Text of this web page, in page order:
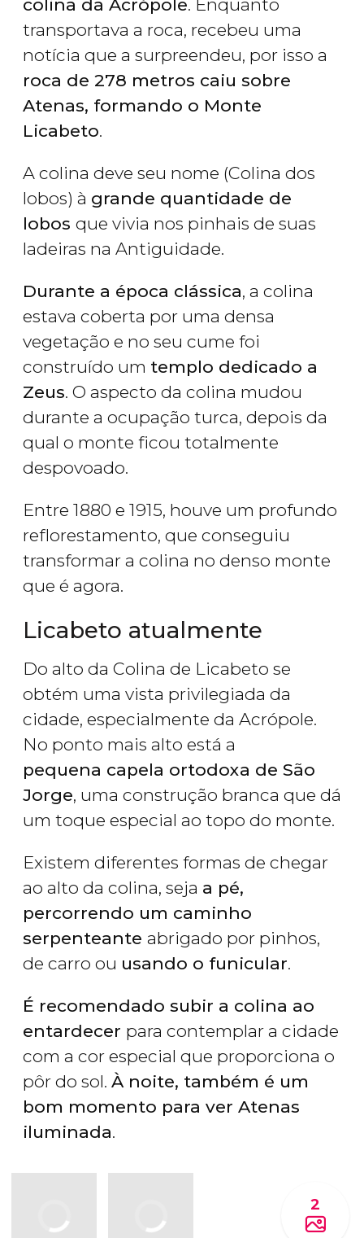
colina da Acrópole. Enquanto
transportava a roca, recebeu uma
notícia que a surpreendeu, por isso a
roca de 278 metros caiu sobre
Atenas, formando o Monte
Licabeto.
A colina deve seu nome (Colina dos
lobos) à grande quantidade de
lobos que vivia nos pinhais de suas
ladeiras na Antiguidade.
Durante a época clássica, a colina
estava coberta por uma densa
vegetação e no seu cume foi
construído um templo dedicado a
Zeus. O aspecto da colina mudou
durante a ocupação turca, depois da
qual o monte ficou totalmente
despovoado.
Entre 1880 e 1915, houve um profundo
reflorestamento, que conseguiu
transformar a colina no denso monte
que é agora.
Licabeto atualmente
Do alto da Colina de Licabeto se
obtém uma vista privilegiada da
cidade, especialmente da Acrópole.
No ponto mais alto está a
pequena capela ortodoxa de São
Jorge, uma construção branca que dá
um toque especial ao topo do monte.
Existem diferentes formas de chegar
ao alto da colina, seja a pé,
percorrendo um caminho
serpenteante abrigado por pinhos,
de carro ou usando o funicular.
É recomendado subir a colina ao
entardecer para contemplar a cidade
com a cor especial que proporciona o
pôr do sol. À noite, também é um
bom momento para ver Atenas
iluminada.
2